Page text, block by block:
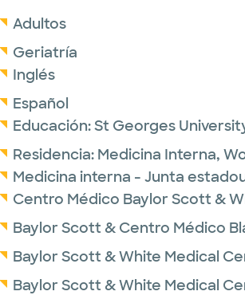
Adultos
Geriatría
Inglés
Español
Educación:St Georges
Residencia: Medicina Interna,
Medicina interna - Junta
Centro Médico Baylor Scott &
Baylor Scott & Centro Médico
Baylor Scott & White Medical
Baylor Scott & White Medical